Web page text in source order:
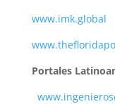
www.imk.global
Portales